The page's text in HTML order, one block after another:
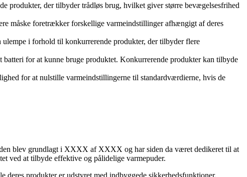
produkter, der tilbyder trådløs brug, hvilket giver større bevægelsesfrihed
måske foretrækker forskellige varmeindstillinger afhængigt af deres
i forhold til konkurrerende produkter, der tilbyder flere
for at kunne bruge produktet. Konkurrerende produkter kan tilbyde
for at nulstille varmeindstillingerne til standardværdierne, hvis de
blev grundlagt i XXXX af XXXX og har siden da været dedikeret til at
ved at tilbyde effektive og pålidelige varmepuder.